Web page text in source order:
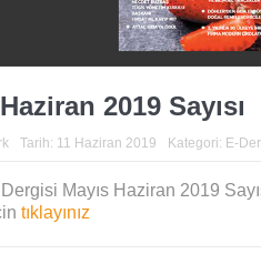
2019 Sayısı
Tarih: 11 Haziran 2019 Kategori: E-
Mayıs Haziran 2019
tıklayınız